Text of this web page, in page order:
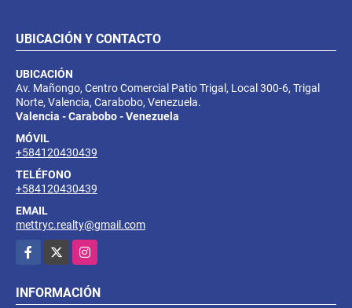
UBICACIÓN Y CONTACTO
UBICACIÓN
Av. Mañongo, Centro Comercial Patio Trigal, Local 300-6, Trigal
Norte, Valencia, Carabobo, Venezuela.
Valencia - Carabobo - Venezuela
MÓVIL
+584120430439
TELÉFONO
+584120430439
EMAIL
mettryc.realty@gmail.com
Facebook
Instagram
INFORMACIÓN